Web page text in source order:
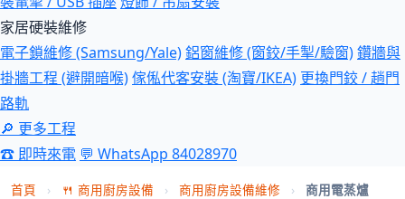
家居硬裝維修
電子鎖維修 (Samsung/Yale)鋁窗維修 (窗鉸/手掣/驗窗)鑽牆與
掛牆工程 (避開暗喉)傢俬代客安裝 (淘寶/IKEA) 更換門鉸 / 趟門
路軌
🔎 更多工程
☎ 即時來電 💬 WhatsApp 84028970
首頁 › 🍴 商用廚房設備 › 商用廚房設備維修 › 商用電蒸爐